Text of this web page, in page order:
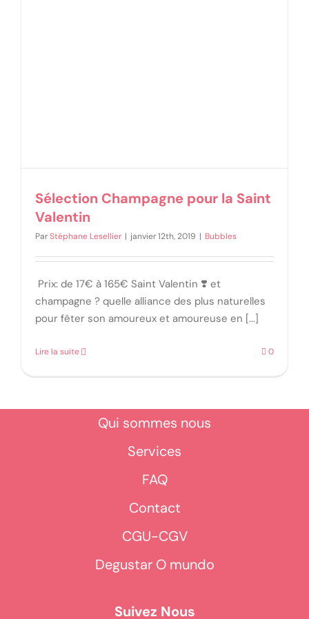
Sélection Champagne pour la Saint
Valentin
ParStéphane Lesellier | janvier 12th, 2019 | Bubbles
Prix: de 17€ à 165€ Saint Valentin ❣️ et
champagne ? quelle alliance des plus naturelles
pour fêter son amoureux et amoureuse en [...]
Lire la suite 0
Qui sommes nous
Services
FAQ
Contact
CGU-CGV
Degustar O mundo
Suivez Nous